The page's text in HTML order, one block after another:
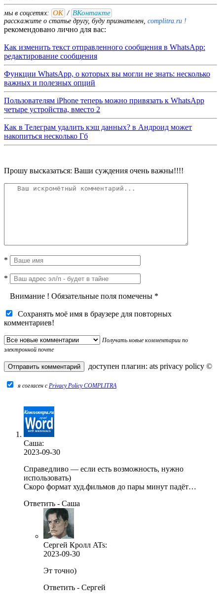
мы в соцсетях: ОК / ВКонтакте
расскажите о статье другу, буду признателен, complitra.ru !
рекомендовано лично для вас:
Как изменить текст отправленного сообщения в WhatsApp:
редактирование сообщения
Функции WhatsApp, о которых вы могли не знать: несколько
важных и полезных опций
Пользователям iPhone теперь можно привязать к WhatsApp
четыре устройства, вместо 2
Как в Телеграм удалить кэш данных? в Андроид может
накопиться несколько Гб
Прошу высказаться: Ваши суждения очень важны!!!!
*
*
Внимание ! Обязательные поля помечены *
Сохранять моё имя в браузере для повторных
комментариев!
Получать новые комментарии по
электронной почте
доступен плагин: ats privacy policy ©
я согласен cPrivacy Policy COMPLITRA
Саша:
2023-09-30
Справедливо — если есть возможность, нужно
использовать)
Скоро формат худ.фильмов до пары минут падёт…
Ответить - Саша
Сергей Кролл ATs:
2023-09-30
Эт точно)
Ответить - Сергей